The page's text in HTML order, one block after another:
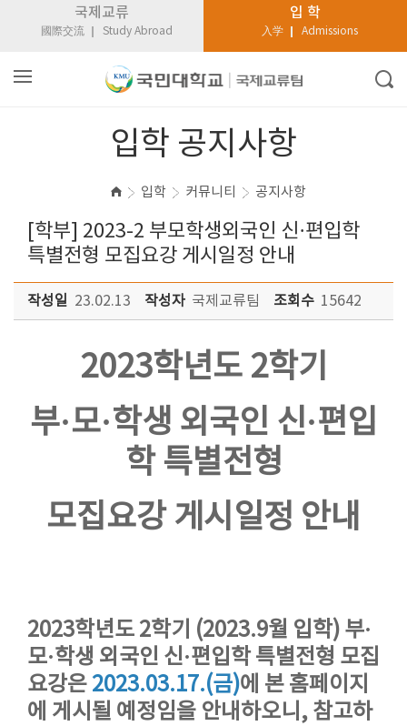
국제교류
國際交流 Study Abroad
입 학
入学 Admissions
입학 공지사항
입학 커뮤니티 공지사항
[학부] 2023-2 부모학생외국인 신·편입학
특별전형 모집요강 게시일정 안내
작성일 23.02.13 작성자 국제교류팀 조회수 15642
2023학년도 2학기
부·모·학생 외국인 신·편입
학 특별전형
모집요강 게시일정 안내
2023학년도 2학기 (2023.9월 입학) 부·
모·학생 외국인 신·편입학 특별전형 모집
요강은 2023.03.17.(금)에 본 홈페이지
에 게시될 예정임을 안내하오니, 참고하